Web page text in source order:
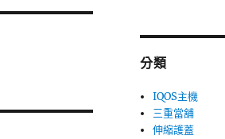
分類
IQOS主機
三重當舖
伸縮護蓋